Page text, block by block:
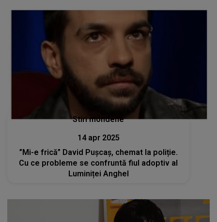
Stiri mondene
14 apr 2025
”Mi-e frică” David Pușcaș, chemat la poliție.
Cu ce probleme se confruntă fiul adoptiv al
Luminiței Anghel